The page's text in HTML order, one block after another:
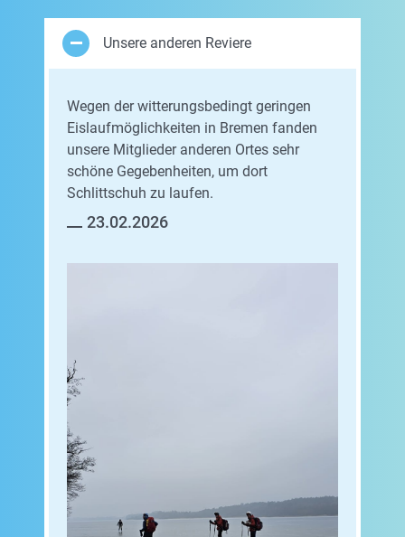
Unsere anderen Reviere
Wegen der witterungsbedingt geringen
Eislaufmöglichkeiten in Bremen fanden
unsere Mitglieder anderen Ortes sehr
schöne Gegebenheiten, um dort
Schlittschuh zu laufen.
23.02.2026